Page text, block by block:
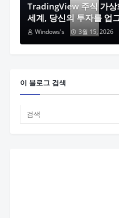
TradingView 주식 가상
세계, 당신의 투자를 업
Windows's 3월 15, 2026
이 블로그 검색